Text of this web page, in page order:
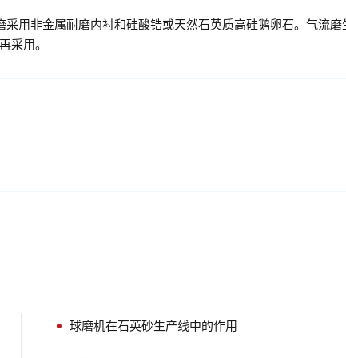
用非金属耐磨内衬和硅酸锆或天然石英质高硅鹅卵石。气流磨
采用。
球磨机在石英砂生产线中的作用